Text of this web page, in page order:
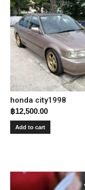
honda city1998
฿12,500.00
Add to cart